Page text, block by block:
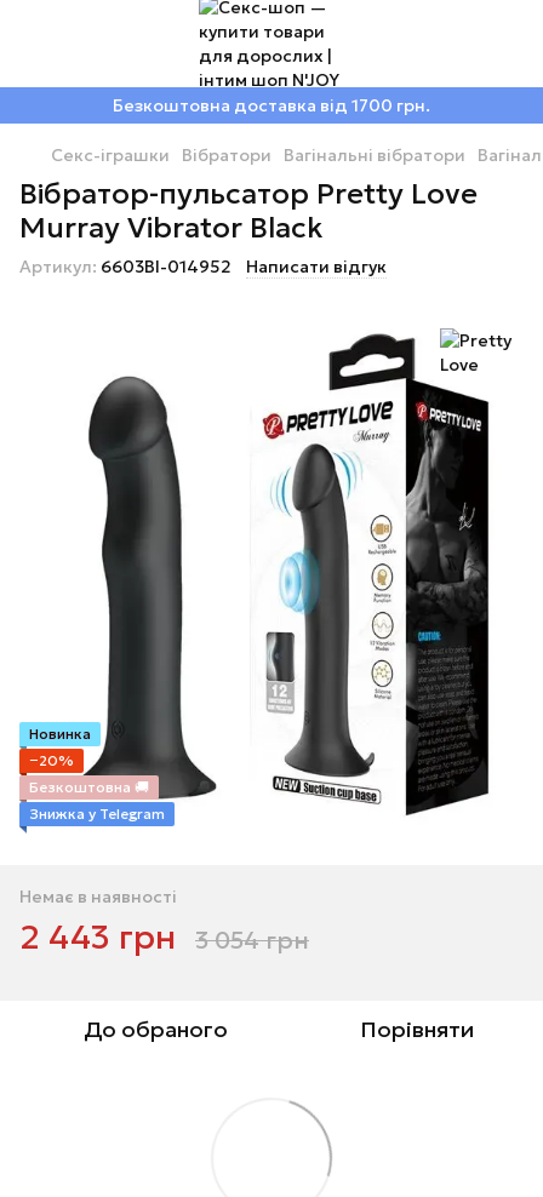
Безкоштовна доставка від 1700 грн.
Секс-іграшки Вібратори Вагінальні вібратори
Вібратор-пульсатор Pretty Love
Murray Vibrator Black
Артикул: 6603BI-014952 Написати відгук
Новинка
−20%
Безкоштовна 🚚
Знижка у Telegram
Немає в наявності
2 443 грн 3 054 грн
До обраного Порівняти